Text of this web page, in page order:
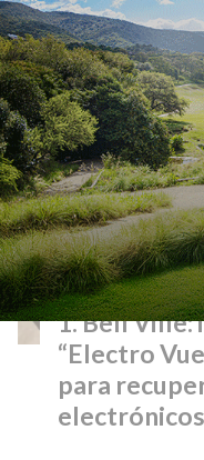
Lo más visto
Bell Ville:
“Electro
para
electrónicos